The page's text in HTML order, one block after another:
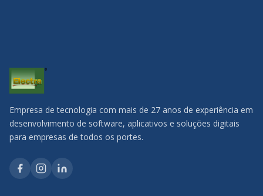
Empresa de tecnologia com mais de 27 anos de experiência em
desenvolvimento de software, aplicativos e soluções digitais
para empresas de todos os portes.